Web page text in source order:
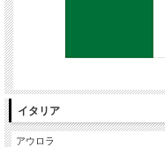
イタリア
アウロラ